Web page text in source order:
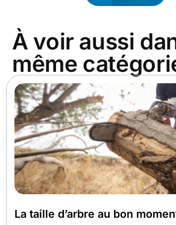
À voir aussi
même
La taille d’arbre au bon